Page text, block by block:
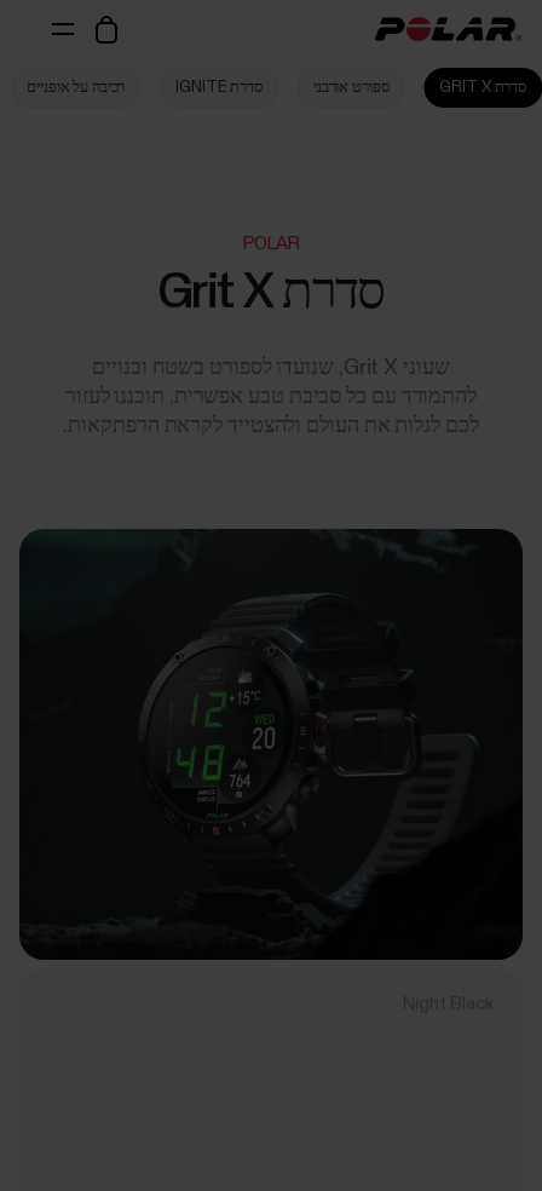
רכיבה על אופניים סדרת IGNITE ספורט אורבני סדרת GRIT X
POLAR
סדרת Grit X
שעוני Grit X, שנועדו לספורט בשטח ובנויים
להתמודד עם כל סביבת טבע אפשרית, תוכננו לעזור
לכם לגלות את העולם ולהצטייד לקראת הרפתקאות.